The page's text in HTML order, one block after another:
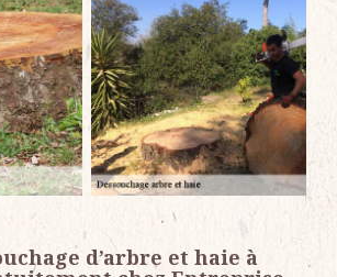
d’arbre et haie à